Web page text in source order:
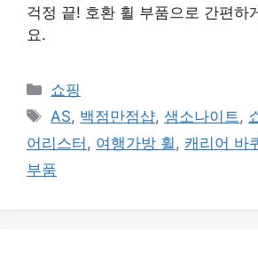
걱정 끝! 호환 휠 부품으로 간편하
요.
카
테
리
쇼핑
태
그
AS, 백점만점샵,샘소나이트 ,
어리스터 , 여행가방 휠 , 캐리어 바
부품